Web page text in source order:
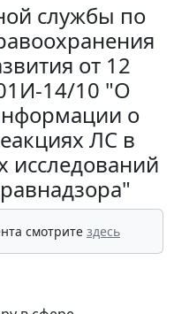
службы по
от 12
14/10 "О
о
ЛС в
исследований
смотрите здесь